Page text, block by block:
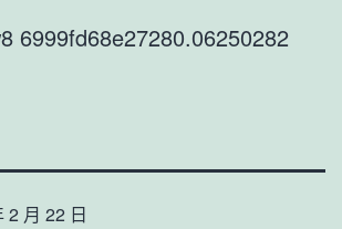
6999fd68e27280.06250282
2 月 22 日